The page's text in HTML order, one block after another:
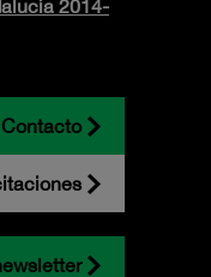
2014-
Contacto